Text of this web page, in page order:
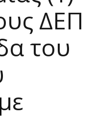
ΔΕΠ
του